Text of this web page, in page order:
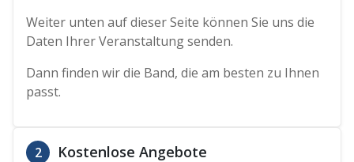
Weiter unten auf dieser Seite können Sie uns die
Daten Ihrer Veranstaltung senden.
Dann finden wir die Band, die am besten zu Ihnen
passt.
2 Kostenlose Angebote